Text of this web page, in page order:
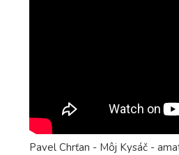
Pavel Chrťan - Môj Kysáč -